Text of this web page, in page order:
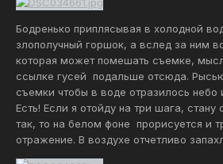
Бодренько приплясывая в холодной
злополучный горшок, а вслед за ним
которая может помешать съемке,
ссылке гусей подальше отсюда.
съемки чтобы в воде отразилось небо
Есть! Если я отойду на три шага, стану
так, то на белом фоне прорисуется и
отражение. В воздухе отчетливо